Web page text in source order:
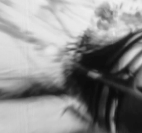
LES TROIS MARIA